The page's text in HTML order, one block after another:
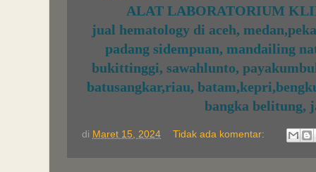
ALAT LABORATORIUM
jual hematology di aceh,
padang sidempuan, mandailing
bukittinggi, sawahlunto,
batusangkar,riau,
bangka belitung,
di Maret 15, 2024 Tidak ada komentar: